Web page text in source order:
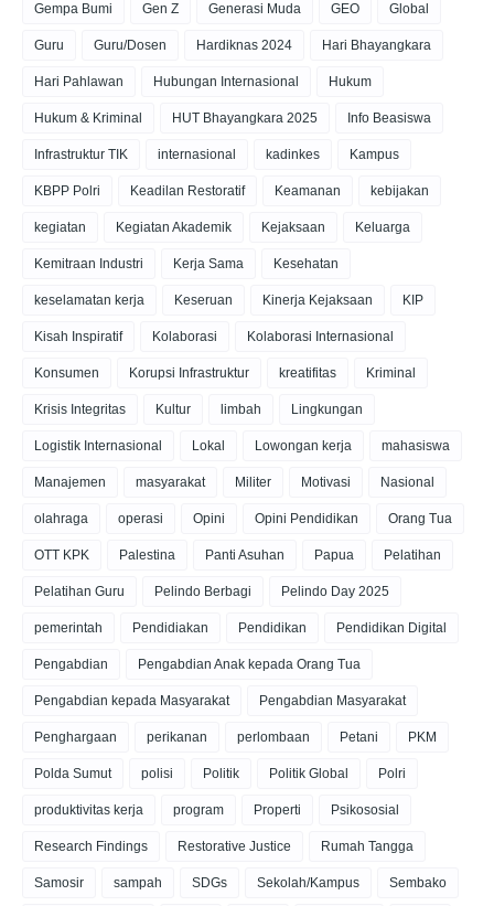
Gempa Bumi Gen Z Generasi Muda GEO Global
Guru Guru/Dosen Hardiknas 2024 Hari Bhayangkara
Hari Pahlawan Hubungan Internasional Hukum
Hukum & Kriminal HUT Bhayangkara 2025 Info Beasiswa
Infrastruktur TIK internasional kadinkes Kampus
KBPP Polri Keadilan Restoratif Keamanan kebijakan
kegiatan Kegiatan Akademik Kejaksaan Keluarga
Kemitraan Industri Kerja Sama Kesehatan
keselamatan kerja Keseruan Kinerja Kejaksaan KIP
Kisah Inspiratif Kolaborasi Kolaborasi Internasional
Konsumen Korupsi Infrastruktur kreatifitas Kriminal
Krisis Integritas Kultur limbah Lingkungan
Logistik Internasional Lokal Lowongan kerja mahasiswa
Manajemen masyarakat Militer Motivasi Nasional
olahraga operasi Opini Opini Pendidikan Orang Tua
OTT KPK Palestina Panti Asuhan Papua Pelatihan
Pelatihan Guru Pelindo Berbagi Pelindo Day 2025
pemerintah Pendidiakan Pendidikan Pendidikan Digital
Pengabdian Pengabdian Anak kepada Orang Tua
Pengabdian kepada Masyarakat Pengabdian Masyarakat
Penghargaan perikanan perlombaan Petani PKM
Polda Sumut polisi Politik Politik Global Polri
produktivitas kerja program Properti Psikososial
Research Findings Restorative Justice Rumah Tangga
Samosir sampah SDGs Sekolah/Kampus Sembako